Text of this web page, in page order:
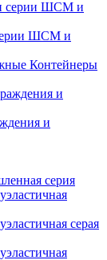
ШСМ и
Контейнеры
и
серия
серая